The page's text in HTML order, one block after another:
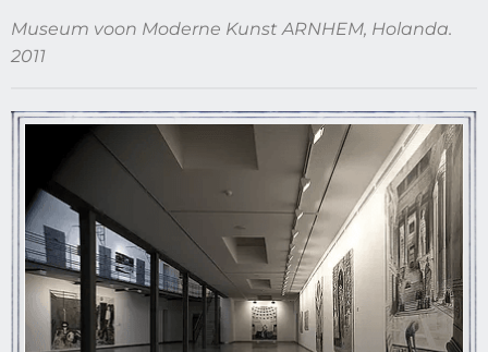
Museum voon Moderne Kunst ARNHEM, Holanda.
2011